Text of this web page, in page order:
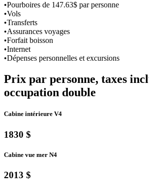
•Pourboires de 147.63$ par personne
•Vols
•Transferts
•Assurances voyages
•Forfait boisson
•Internet
•Dépenses personnelles et excursions
Prix par personne, taxes
occupation double
Cabine intérieure V4
1830 $
Cabine vue mer N4
2013 $